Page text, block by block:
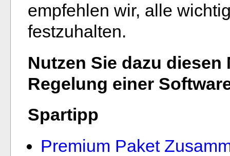
empfehlen wir, alle
festzuhalten.
Nutzen Sie dazu
Regelung einer
Spartipp
Premium Paket